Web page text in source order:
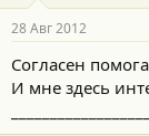
28 Авг 2012
Согласен
И мне здесь